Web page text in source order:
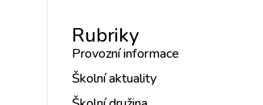
Rubriky
Provozní informace
Školní aktuality